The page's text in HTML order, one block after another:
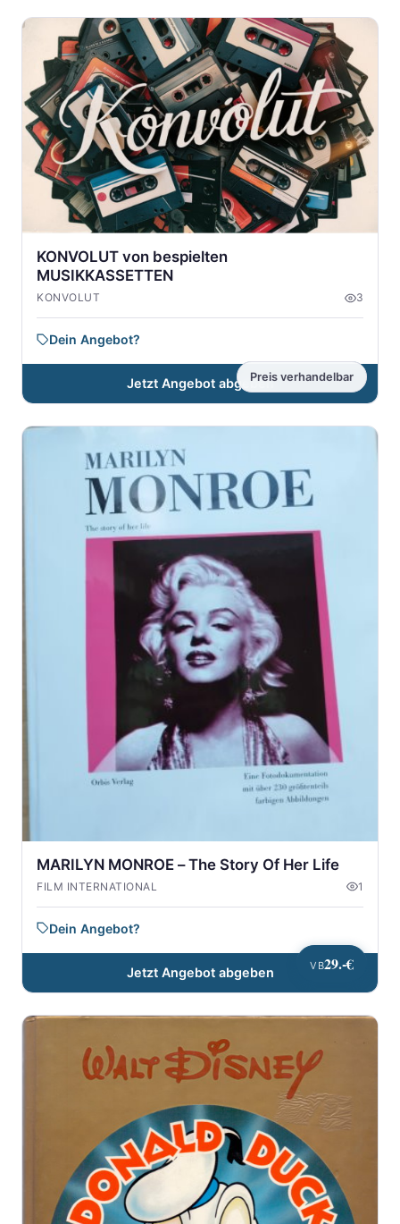
Preis verhandelbar
KONVOLUT von bespielten
MUSIKKASSETTEN
KONVOLUT 3
Dein Angebot?
Jetzt Angebot abgeben
VB29.-€
MARILYN MONROE – The Story Of Her Life
FILM INTERNATIONAL 1
Dein Angebot?
Jetzt Angebot abgeben